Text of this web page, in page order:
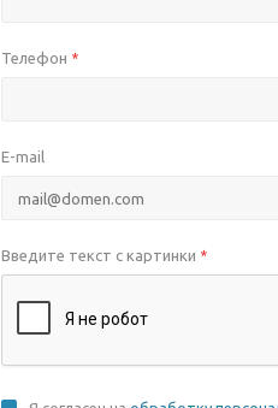
Телефон *
E-mail
Введите текст с картинки *